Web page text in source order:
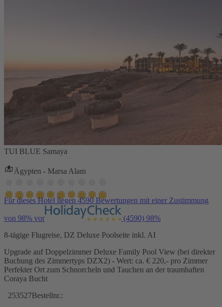
TUI BLUE Samaya
Ägypten - Marsa Alam
Für dieses Hotel liegen 4590 Bewertungen mit einer Zustimmung
von 98% vor (4590) 98%
8-tägige Flugreise, DZ Deluxe Poolseite inkl. AI
Upgrade auf Doppelzimmer Deluxe Family Pool View (bei direkter
Buchung des Zimmertyps DZX2) - Wert: ca. € 220,- pro Zimmer
Perfekter Ort zum Schnorcheln und Tauchen an der traumhaften
Coraya Bucht
253527Bestellnr.: